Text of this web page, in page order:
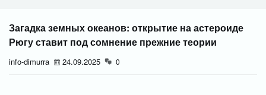
Загадка земных океанов: открытие на астероиде
Рюгу ставит под сомнение прежние теории
info-dimurra 24.09.2025 0